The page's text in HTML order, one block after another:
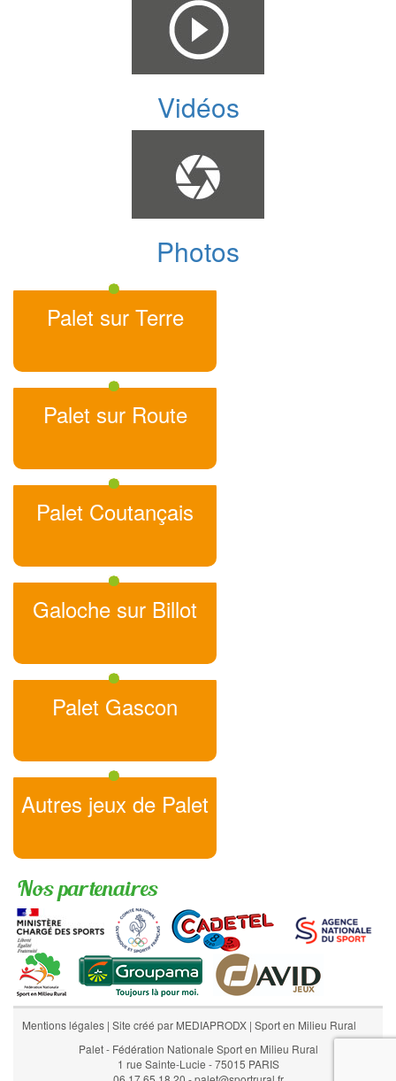
Vidéos
Photos
Palet sur Terre
Palet sur Route
Palet Coutançais
Galoche sur Billot
Palet Gascon
Autres jeux de Palet
Nos partenaires
Mentions légales | Site créé par MEDIAPRODX | Sport en Milieu Rural
Palet - Fédération Nationale Sport en Milieu Rural
1 rue Sainte-Lucie - 75015 PARIS